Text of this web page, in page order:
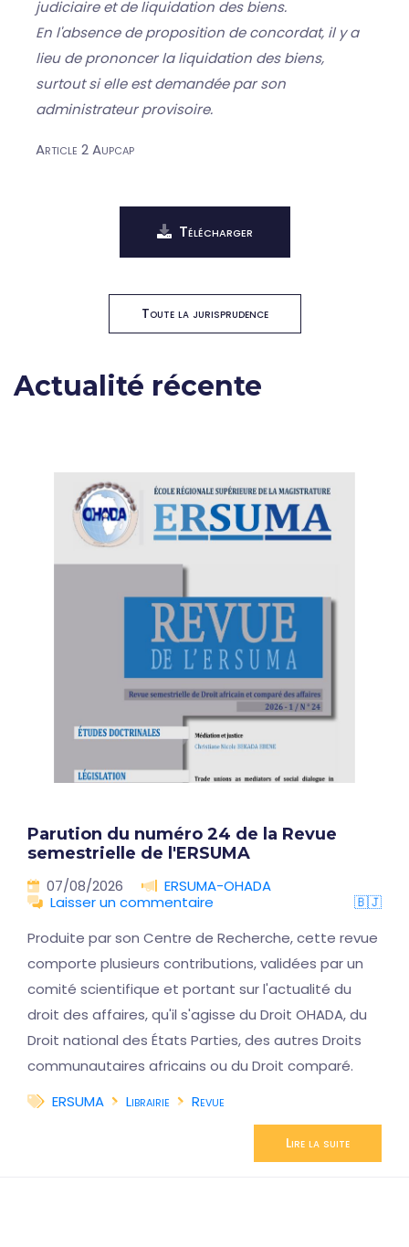
judiciaire et de liquidation des biens.
En l'absence de proposition de concordat, il y a
lieu de prononcer la liquidation des biens,
surtout si elle est demandée par son
administrateur provisoire.
Article 2 Aupcap
Télécharger
Toute la jurisprudence
Actualité récente
Parution du numéro 24 de la Revue
semestrielle de l'ERSUMA
07/08/2026
ERSUMA-OHADA
Laisser un commentaire
🇧🇯
Produite par son Centre de Recherche, cette revue
comporte plusieurs contributions, validées par un
comité scientifique et portant sur l'actualité du
droit des affaires, qu'il s'agisse du Droit OHADA, du
Droit national des États Parties, des autres Droits
communautaires africains ou du Droit comparé.
ERSUMA
Librairie Revue
Lire la suite